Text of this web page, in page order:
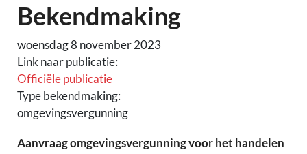
Bekendmaking
woensdag 8 november 2023
Link naar publicatie:
Officiële publicatie
Type bekendmaking:
omgevingsvergunning
Aanvraag omgevingsvergunning voor het handelen